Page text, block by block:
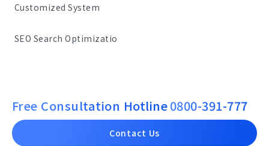
Customized System
SEO Search Optimizatio
Free Consultation Hotline0800-391-777
Contact Us